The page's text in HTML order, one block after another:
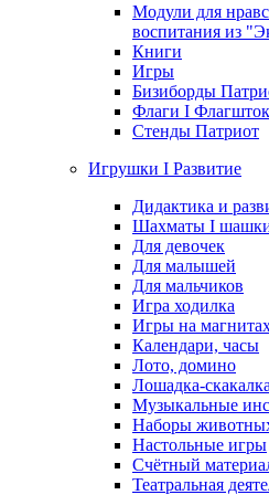
Модули для
воспитания из
Книги
Игры
Бизиборды
Флаги I
Стенды Патриот
Игрушки I Развитие
Дидактика и
Шахматы I
Для девочек
Для малышей
Для мальчиков
Игра ходилка
Игры на
Календари, часы
Лото, домино
Лошадка-скакалка
Музыкальные
Наборы
Настольные игры
Счётный
Театральная